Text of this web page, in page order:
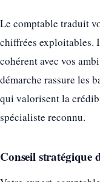
Le comptable traduit
chiffrées exploitables.
cohérent avec vos
démarche rassure les
qui valorisent la
spécialiste reconnu.
Conseil stratégique